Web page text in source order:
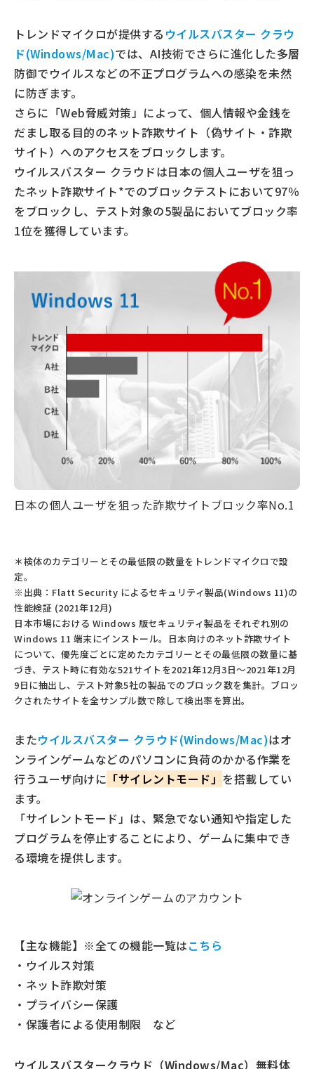
トレンドマイクロが提供する ウイルスバスター クラウ
ド(Windows/Mac)では、AI技術でさらに進化した多層
防御でウイルスなどの不正プログラムへの感染を未然
に防ぎます。
さらに「Web脅威対策」によって、個人情報や金銭を
だまし取る目的のネット詐欺サイト（偽サイト・詐欺
サイト）へのアクセスをブロックします。
ウイルスバスター クラウドは⽇本の個人ユーザを狙っ
たネット詐欺サイト*でのブロックテストにおいて97％
をブロックし、テスト対象の5製品においてブロック率
1位を獲得しています。
日本の個人ユーザを狙った詐欺サイトブロック率No.1
＊検体のカテゴリーとその最低限の数量をトレンドマイクロで設
定。
※出典：Flatt Security によるセキュリティ製品(Windows 11)の
性能検証 (2021年12⽉)
⽇本市場における Windows 版セキュリティ製品をそれぞれ別の
Windows 11 端末にインストール。⽇本向けのネット詐欺サイト
について、優先度ごとに定めたカテゴリーとその最低限の数量に基
づき、テスト時に有効な521サイトを2021年12⽉3⽇〜2021年12⽉
9⽇に抽出し、テスト対象5社の製品でのブロック数を集計。ブロッ
クされたサイトを全サンプル数で除して検出率を算出。
またウイルスバスター クラウド(Windows/Mac)はオ
ンラインゲームなどのパソコンに負荷のかかる作業を
行うユーザ向けに 「サイレントモード」 を搭載してい
ます。
「サイレントモード」は、緊急でない通知や指定した
プログラムを停止することにより、ゲームに集中でき
る環境を提供します。
【主な機能】※全ての機能一覧はこちら
・ウイルス対策
・ネット詐欺対策
・プライバシー保護
・保護者による使用制限 など
ウイルスバスタークラウド（Windows/Mac）無料体